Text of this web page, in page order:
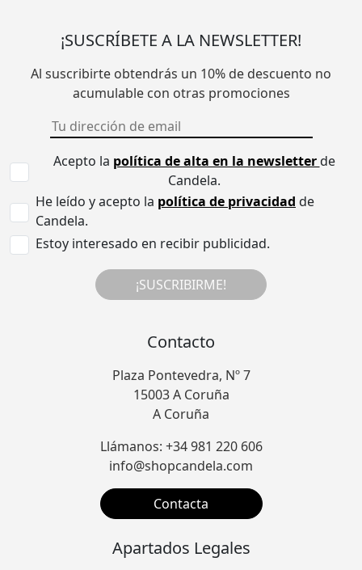
¡SUSCRÍBETE A LA NEWSLETTER!
Al suscribirte obtendrás un 10% de descuento no
acumulable con otras promociones
Acepto la política de alta en la newsletterde
Candela.
He leído y acepto la política de privacidad de
Candela.
Estoy interesado en recibir publicidad.
¡SUSCRIBIRME!
Contacto
Plaza Pontevedra, Nº 7
15003 A Coruña
A Coruña
Llámanos: +34 981 220 606
info@shopcandela.com
Contacta
Apartados Legales